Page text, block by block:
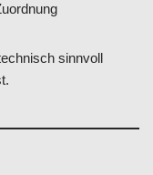
sinnvoll